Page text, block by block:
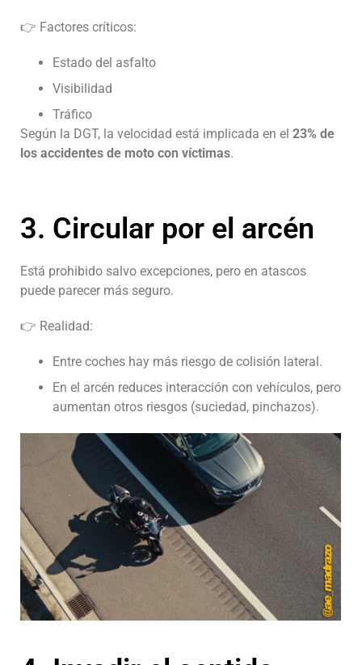
👉 Factores críticos:
Estado del asfalto
Visibilidad
Tráfico
Según la DGT, la velocidad está implicada en el 23% de
los accidentes de moto con víctimas.
3. Circular por el arcén
Está prohibido salvo excepciones, pero en atascos
puede parecer más seguro.
👉 Realidad:
Entre coches hay más riesgo de colisión lateral.
En el arcén reduces interacción con vehículos, pero
aumentan otros riesgos (suciedad, pinchazos).